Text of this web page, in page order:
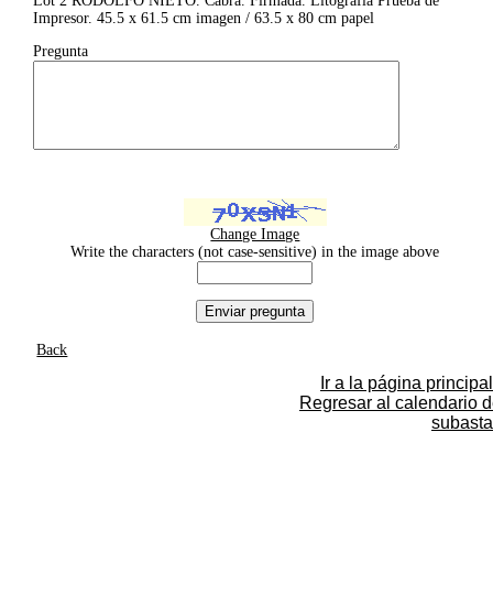
Impresor. 45.5 x 61.5 cm imagen / 63.5 x 80 cm papel
Pregunta
Change Image
Write the characters (not case-sensitive) in the image above
Back
Ir a la página principal
Regresar al calendario